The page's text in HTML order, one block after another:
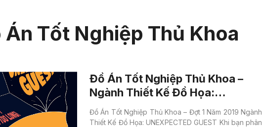
Tốt Nghiệp Thủ Khoa
Đồ Án Tốt Nghiệp Thủ Khoa –
Ngành Thiết Kế Đồ Họa:
UNEXPECTED GUEST
Đồ Án Tốt Nghiệp Thủ Khoa – Đợt 1 Năm 2019 Ngành
Thiết Kế Đồ Họa: UNEXPECTED GUEST Khi bạn phân